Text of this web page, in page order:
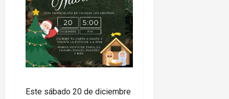
Este sábado 20 de diciembre